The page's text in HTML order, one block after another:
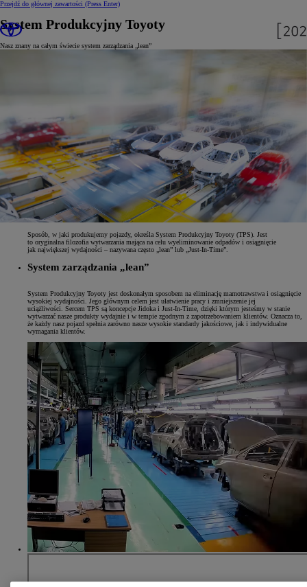
Przejdź do głównej zawartości (Press Enter)
System Produkcyjny Toyoty
Nasz znany na całym świecie system zarządzania „lean”
Sposób, w jaki produkujemy pojazdy, określa System Produkcyjny Toyoty (TPS). Jest
to oryginalna filozofia wytwarzania mająca na celu wyeliminowanie odpadów i osiągnięcie
jak największej wydajności – nazywana często „lean” lub „Just-In-Time”.
System zarządzania „lean”
System Produkcyjny Toyoty jest doskonałym sposobem na eliminację marnotrawstwa i osiągnięcie
wysokiej wydajności. Jego głównym celem jest ułatwienie pracy i zmniejszenie jej
uciążliwości. Sercem TPS są koncepcje Jidoka i Just-In-Time, dzięki którym jesteśmy w stanie
wytwarzać nasze produkty wydajnie i w tempie zgodnym z zapotrzebowaniem klientów. Oznacza to,
że każdy nasz pojazd spełnia zarówno nasze wysokie standardy jakościowe, jak i indywidualne
wymagania klientów.